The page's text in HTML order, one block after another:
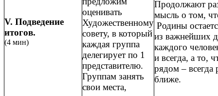
V. Подведение
итогов.
(4 мин)
оценивать
Художественному
совету, в который
каждая группа
делегирует по 1
представителю.
Группам занять
свои места,
Продолжают
мысль о том,
Родины
из важнейших
каждого
и всегда, а то,
рядом – всегда
ближе.